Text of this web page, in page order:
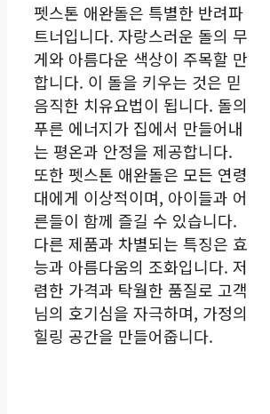
펫스톤 애완돌은 특별한 반려파
트너입니다. 자랑스러운 돌의 무
게와 아름다운 색상이 주목할 만
합니다. 이 돌을 키우는 것은 믿
음직한 치유요법이 됩니다. 돌의
푸른 에너지가 집에서 만들어내
는 평온과 안정을 제공합니다.
또한 펫스톤 애완돌은 모든 연령
대에게 이상적이며, 아이들과 어
른들이 함께 즐길 수 있습니다.
다른 제품과 차별되는 특징은 효
능과 아름다움의 조화입니다. 저
렴한 가격과 탁월한 품질로 고객
님의 호기심을 자극하며, 가정의
힐링 공간을 만들어줍니다.